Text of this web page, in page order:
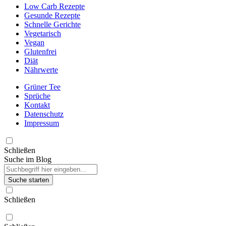
Low Carb Rezepte
Gesunde Rezepte
Schnelle Gerichte
Vegetarisch
Vegan
Glutenfrei
Diät
Nährwerte
Grüner Tee
Sprüche
Kontakt
Datenschutz
Impressum
Schließen
Suche im Blog
Suche starten
Schließen